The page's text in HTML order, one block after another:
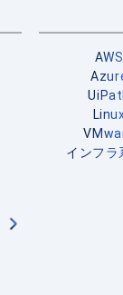
AWS
インフラ